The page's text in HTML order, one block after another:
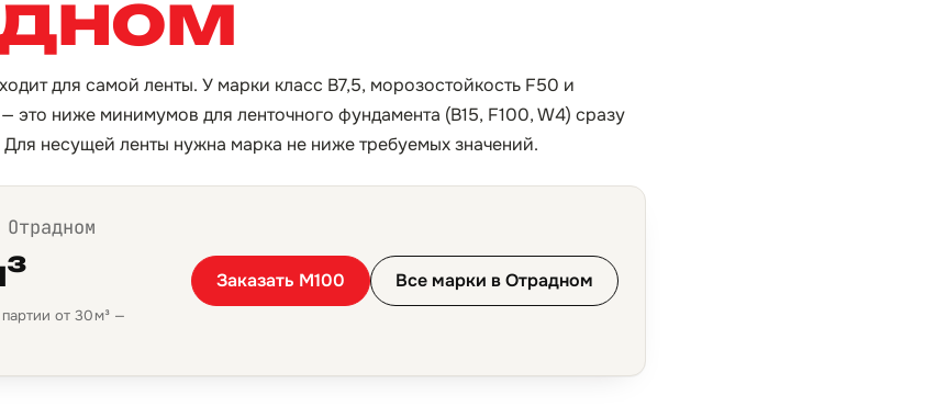
для самой ленты. У марки класс B7,5, морозостойкость F50 и
это ниже минимумов для ленточного фундамента (B15, F100, W4) сразу
несущей ленты нужна марка не ниже требуемых значений.
от 30 м³ —
Заказать М100 Все марки в Отрадном